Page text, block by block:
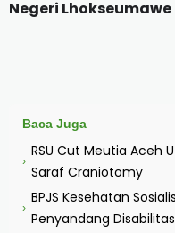
Negeri Lhokseumawe
Baca Juga
›
RSU Cut Meutia Aceh
Saraf Craniotomy
›
BPJS Kesehatan
Penyandang